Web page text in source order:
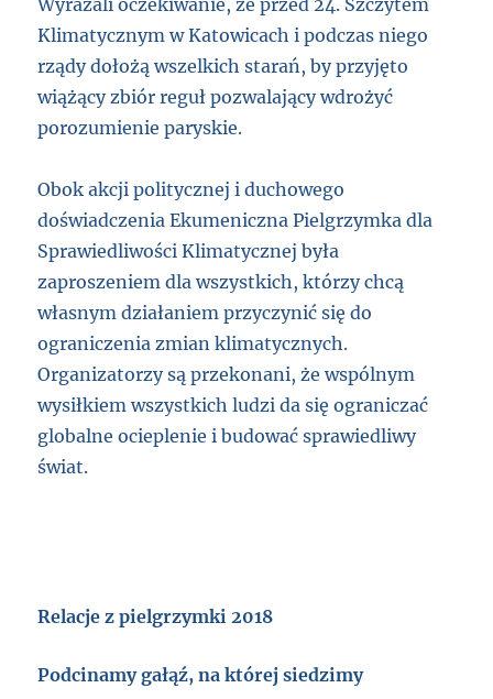
Klimatycznym w Katowicach i podczas niego
rządy dołożą wszelkich starań, by przyjęto
wiążący zbiór reguł pozwalający wdrożyć
porozumienie paryskie.
Obok akcji politycznej i duchowego
doświadczenia Ekumeniczna Pielgrzymka dla
Sprawiedliwości Klimatycznej była
zaproszeniem dla wszystkich, którzy chcą
własnym działaniem przyczynić się do
ograniczenia zmian klimatycznych.
Organizatorzy są przekonani, że wspólnym
wysiłkiem wszystkich ludzi da się ograniczać
globalne ocieplenie i budować sprawiedliwy
świat.
Relacje z pielgrzymki 2018
Podcinamy gałąź, na której siedzimy